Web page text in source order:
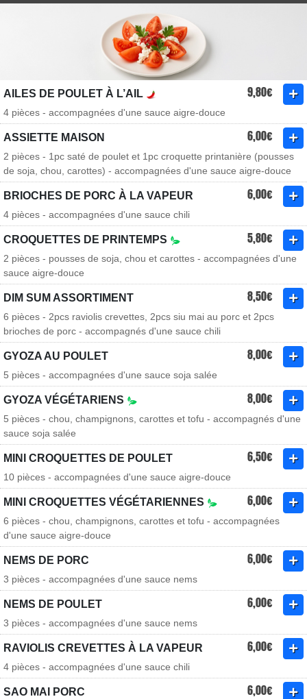
AILES DE POULET À L’AIL 9,80€
4 pièces - accompagnées d'une sauce aigre-douce
ASSIETTE MAISON 6,00€
2 pièces - 1pc saté de poulet et 1pc croquette printanière (pousses
de soja, chou, carottes) - accompagnées d'une sauce aigre-douce
BRIOCHES DE PORC À LA VAPEUR 6,00€
4 pièces - accompagnées d'une sauce chili
CROQUETTES DE PRINTEMPS 5,80€
2 pièces - pousses de soja, chou et carottes - accompagnées d'une
sauce aigre-douce
DIM SUM ASSORTIMENT 8,50€
6 pièces - 2pcs raviolis crevettes, 2pcs siu mai au porc et 2pcs
brioches de porc - accompagnés d'une sauce chili
GYOZA AU POULET 8,00€
5 pièces - accompagnées d'une sauce soja salée
GYOZA VÉGÉTARIENS 8,00€
5 pièces - chou, champignons, carottes et tofu - accompagnés d'une
sauce soja salée
MINI CROQUETTES DE POULET 6,50€
10 pièces - accompagnées d'une sauce aigre-douce
MINI CROQUETTES VÉGÉTARIENNES 6,00€
6 pièces - chou, champignons, carottes et tofu - accompagnées
d'une sauce aigre-douce
NEMS DE PORC 6,00€
3 pièces - accompagnées d'une sauce nems
NEMS DE POULET 6,00€
3 pièces - accompagnées d'une sauce nems
RAVIOLIS CREVETTES À LA VAPEUR 6,00€
4 pièces - accompagnées d'une sauce chili
SAO MAI PORC 6,00€